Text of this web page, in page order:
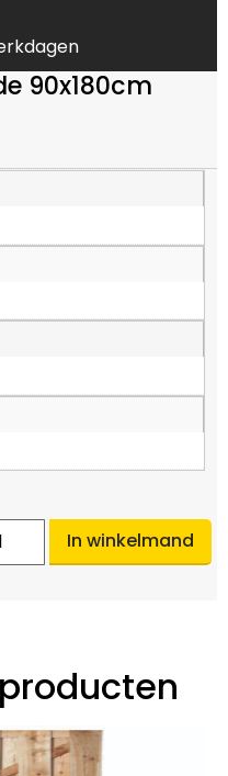
90x180cm
In winkelmand